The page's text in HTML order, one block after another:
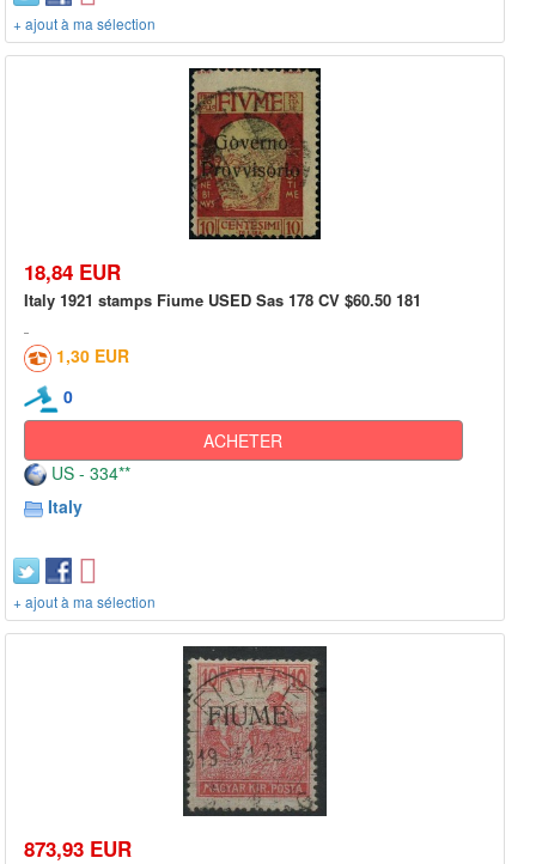
+ ajout à ma sélection
18,84 EUR
Italy 1921 stamps Fiume USED Sas 178 CV $60.50 181
1,30 EUR
0
ACHETER
US - 334**
Italy
+ ajout à ma sélection
873,93 EUR